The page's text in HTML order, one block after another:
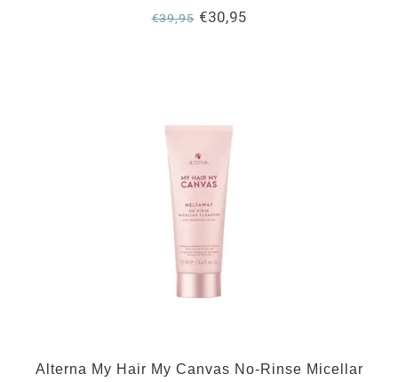
€39,95€30,95
Alterna My Hair My Canvas No-Rinse Micellar